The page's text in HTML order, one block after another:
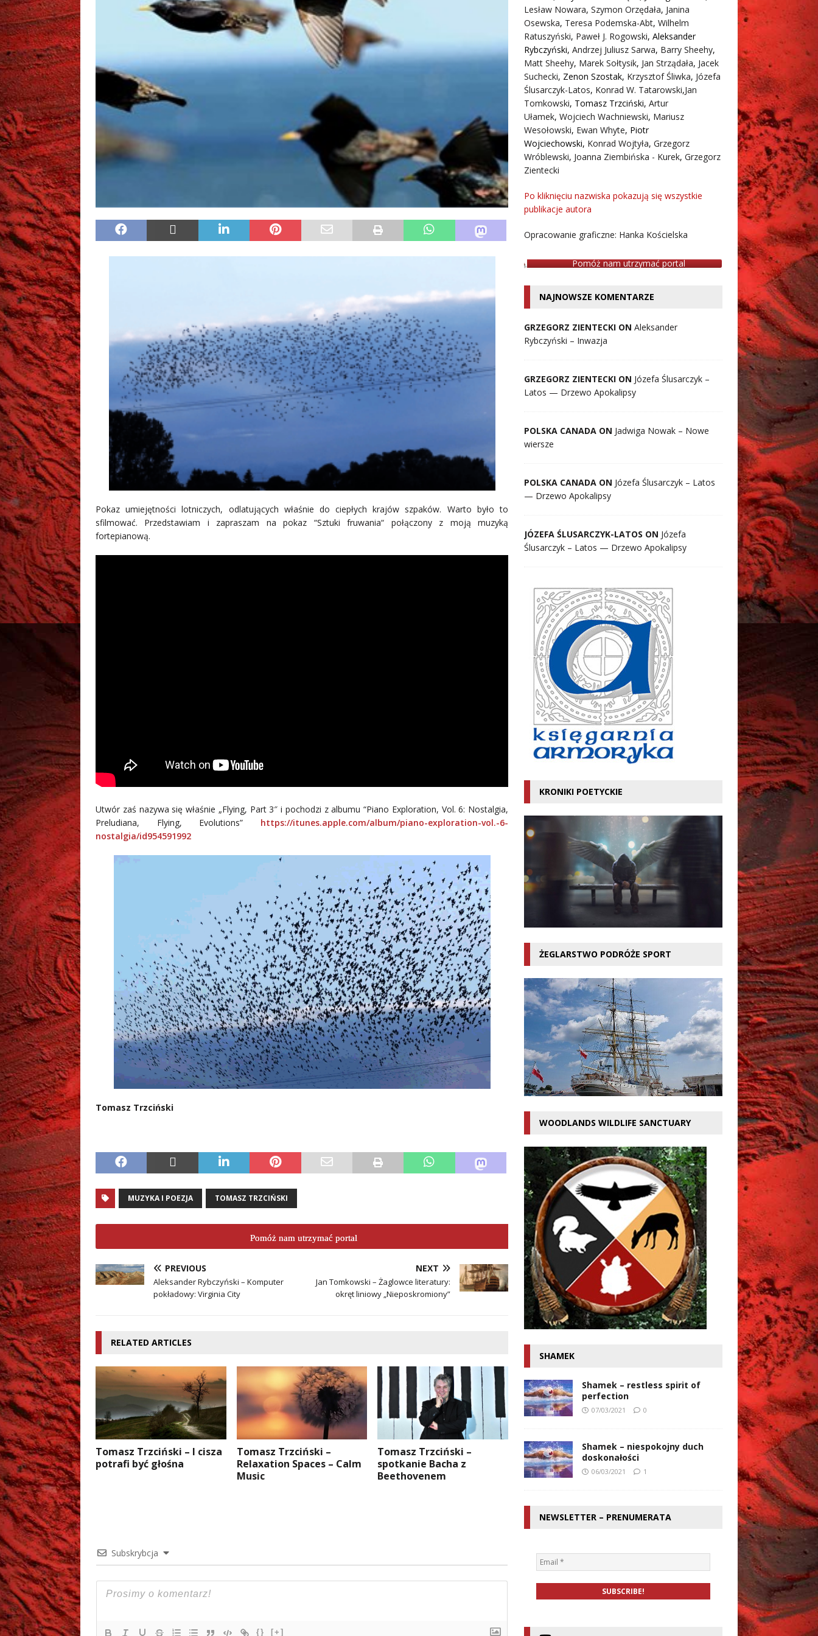
Pokaz umiejętności lotniczych, odlatujących właśnie do ciepłych krajów szpaków. Warto było to
sfilmować. Przedstawiam i zapraszam na pokaz “Sztuki fruwania“ połączony z moją muzyką
fortepianową.
Utwór zaś nazywa się właśnie „Flying, Part 3″ i pochodzi z albumu “Piano Exploration, Vol. 6: Nostalgia,
Preludiana, Flying, Evolutions” https://itunes.apple.com/album/piano-exploration-vol.-6-
nostalgia/id954591992
Tomasz Trzciński
MUZYKA I POEZJA TOMASZ TRZCIŃSKI
Pomóż nam utrzymać portal
PREVIOUS
Aleksander Rybczyński – Komputer
pokładowy: Virginia City
NEXT
Jan Tomkowski – Żaglowce literatury:
okręt liniowy „Nieposkromiony”
RELATED ARTICLES
Tomasz Trzciński – I cisza
potrafi być głośna
Tomasz Trzciński –
Relaxation Spaces – Calm
Music
Tomasz Trzciński –
spotkanie Bacha z
Beethovenem
Subskrybcja
{} [+]
Lesław Nowara, Szymon Orzędała, Janina
Osewska, Teresa Podemska-Abt, Wilhelm
Ratuszyński, Paweł J. Rogowski, Aleksander
Rybczyński, Andrzej Juliusz Sarwa, Barry Sheehy,
Matt Sheehy, Marek Sołtysik, Jan Strządała, Jacek
Suchecki, Zenon Szostak, Krzysztof Śliwka, Józefa
Ślusarczyk-Latos, Konrad W. Tatarowski,Jan
Tomkowski, Tomasz Trzciński, Artur
Ułamek, Wojciech Wachniewski, Mariusz
Wesołowski, Ewan Whyte, Piotr
Wojciechowski, Konrad Wojtyła, Grzegorz
Wróblewski, Joanna Ziembińska - Kurek, Grzegorz
Zientecki
Po kliknięciu nazwiska pokazują się wszystkie
publikacje autora
Opracowanie graficzne: Hanka Kościelska
Pomóż nam utrzymać portal
NAJNOWSZE KOMENTARZE
GRZEGORZ ZIENTECKI ON Aleksander
Rybczyński – Inwazja
GRZEGORZ ZIENTECKI ON Józefa Ślusarczyk –
Latos — Drzewo Apokalipsy
POLSKA CANADA ON Jadwiga Nowak – Nowe
wiersze
POLSKA CANADA ON Józefa Ślusarczyk – Latos
— Drzewo Apokalipsy
JÓZEFA ŚLUSARCZYK-LATOS ON Józefa
Ślusarczyk – Latos — Drzewo Apokalipsy
KRONIKI POETYCKIE
ŻEGLARSTWO PODRÓŻE SPORT
WOODLANDS WILDLIFE SANCTUARY
SHAMEK
Shamek – restless spirit of
perfection
07/03/2021 0
Shamek – niespokojny duch
doskonałości
06/03/2021 1
NEWSLETTER – PRENUMERATA